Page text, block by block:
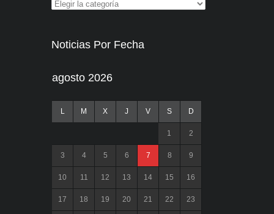
Noticias Por Fecha
agosto 2026
L M X J V S D
1 2
3 4 5 6 7 8 9
10 11 12 13 14 15 16
17 18 19 20 21 22 23